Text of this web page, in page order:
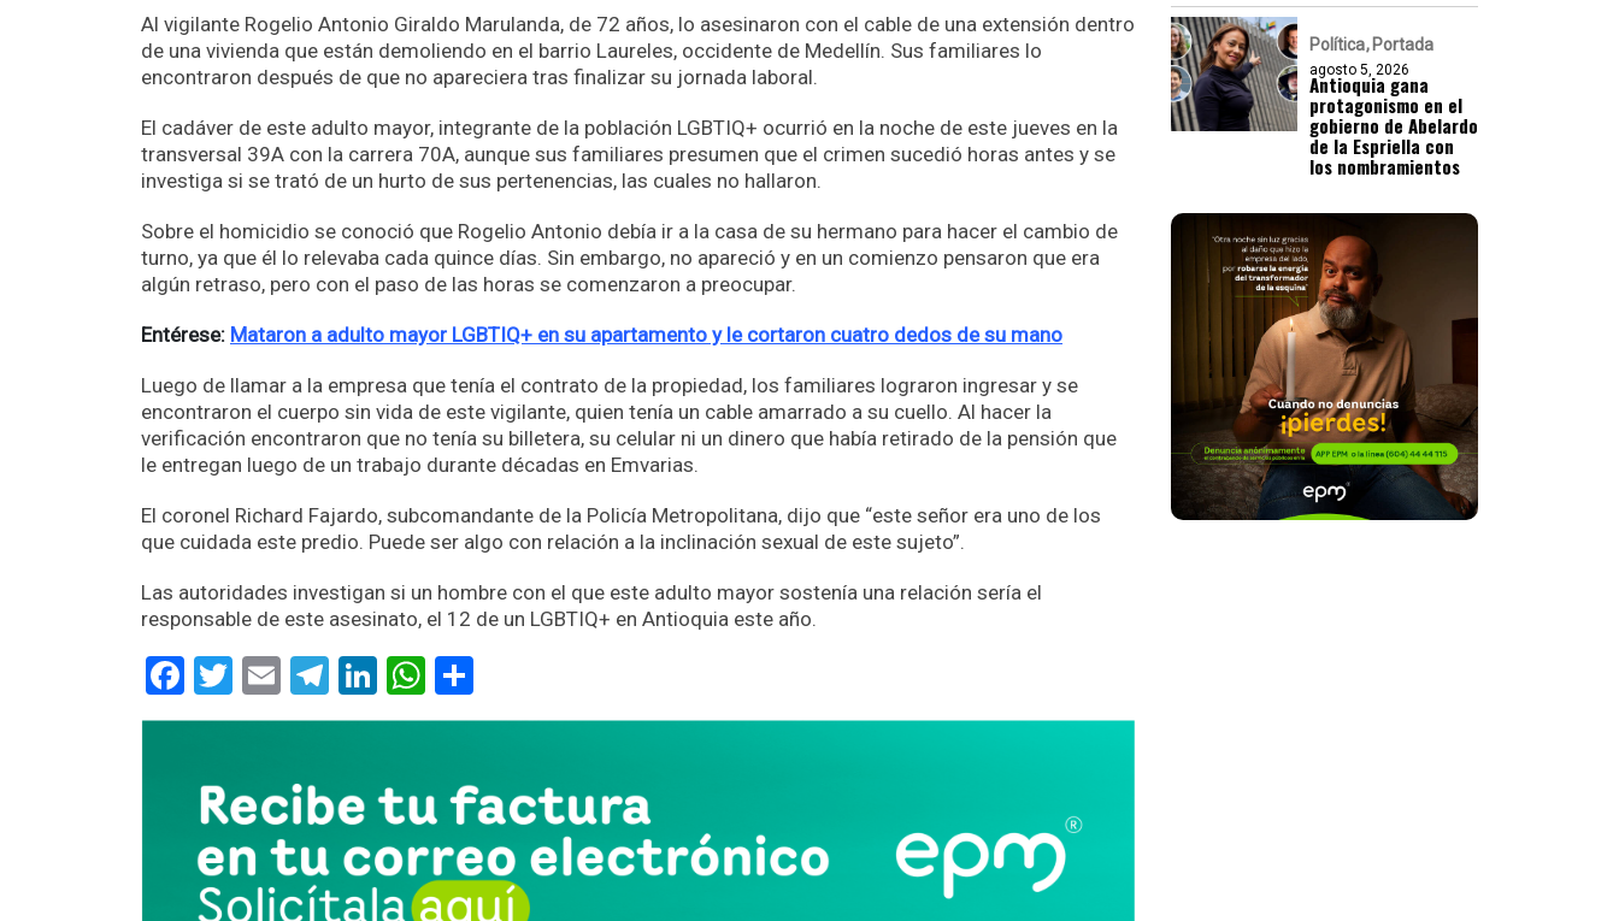
Al vigilante Rogelio Antonio Giraldo Marulanda, de 72 años, lo asesinaron con el cable de una extensión dentro
de una vivienda que están demoliendo en el barrio Laureles, occidente de Medellín. Sus familiares lo
encontraron después de que no apareciera tras finalizar su jornada laboral.
El cadáver de este adulto mayor, integrante de la población LGBTIQ+ ocurrió en la noche de este jueves en la
transversal 39A con la carrera 70A, aunque sus familiares presumen que el crimen sucedió horas antes y se
investiga si se trató de un hurto de sus pertenencias, las cuales no hallaron.
Sobre el homicidio se conoció que Rogelio Antonio debía ir a la casa de su hermano para hacer el cambio de
turno, ya que él lo relevaba cada quince días. Sin embargo, no apareció y en un comienzo pensaron que era
algún retraso, pero con el paso de las horas se comenzaron a preocupar.
Entérese: Mataron a adulto mayor LGBTIQ+ en su apartamento y le cortaron cuatro dedos de su mano
Luego de llamar a la empresa que tenía el contrato de la propiedad, los familiares lograron ingresar y se
encontraron el cuerpo sin vida de este vigilante, quien tenía un cable amarrado a su cuello. Al hacer la
verificación encontraron que no tenía su billetera, su celular ni un dinero que había retirado de la pensión que
le entregan luego de un trabajo durante décadas en Emvarias.
El coronel Richard Fajardo, subcomandante de la Policía Metropolitana, dijo que “este señor era uno de los
que cuidada este predio. Puede ser algo con relación a la inclinación sexual de este sujeto”.
Las autoridades investigan si un hombre con el que este adulto mayor sostenía una relación sería el
responsable de este asesinato, el 12 de un LGBTIQ+ en Antioquia este año.
Facebook
Twitter
EmailTelegram
LinkedIn
WhatsApp
Política Portada
agosto 5, 2026
Antioquia gana
protagonismo en el
gobierno de Abelardo
de la Espriella con
los nombramientos